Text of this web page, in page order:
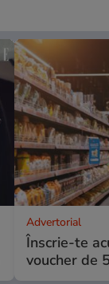
Advertorial
Înscrie-te
voucher de